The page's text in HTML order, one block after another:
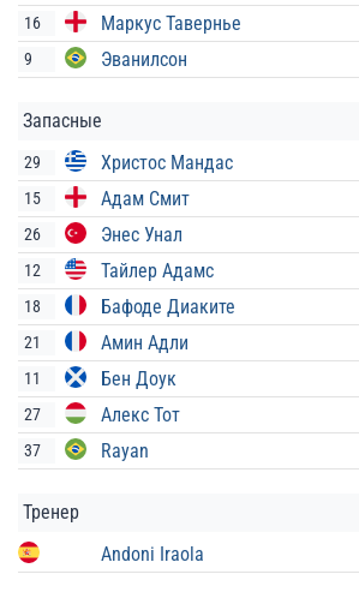
16 Маркус Тавернье
9 Эванилсон
Запасные
29 Христос Мандас
15 Адам Смит
26 Энес Унал
12 Тайлер Адамс
18 Бафоде Диаките
21 Амин Адли
11 Бен Доук
27 Алекс Тот
37 Rayan
Тренер
Andoni Iraola